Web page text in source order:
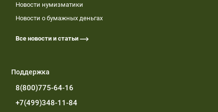
Новости нумизматики
Новости о бумажных деньгах
Все новости и статьи
Поддержка
8(800)775-64-16
+7(499)348-11-84